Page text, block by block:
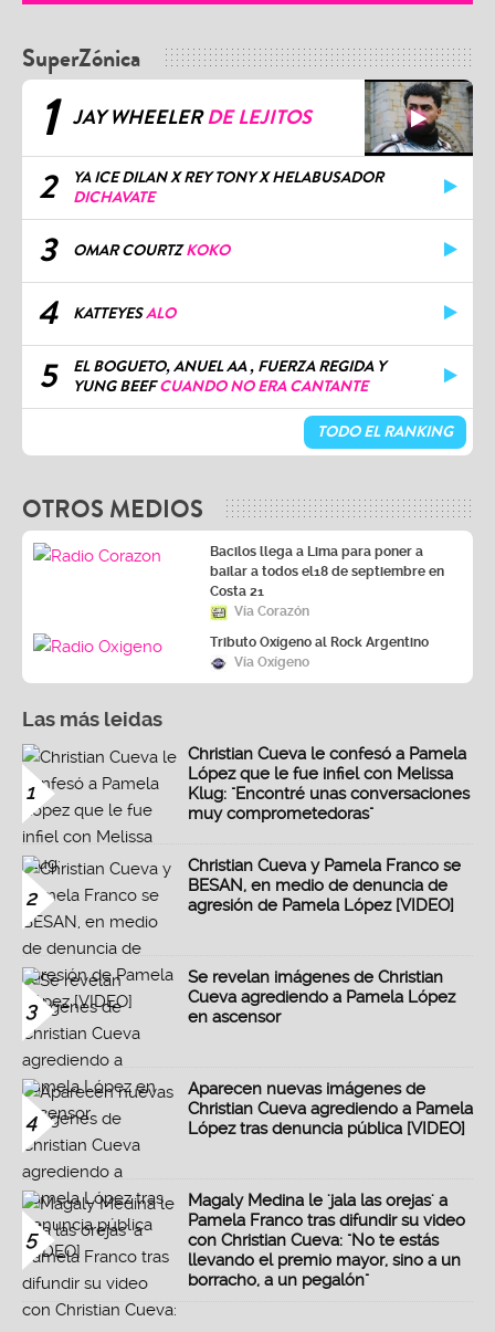
SuperZónica
1 JAY WHEELERDE LEJITOS
2
YA ICE DILAN X REY TONY X HELABUSADOR
DICHAVATE
3 OMAR COURTZKOKO
4 KATTEYESALO
5
EL BOGUETO, ANUEL AA , FUERZA REGIDA Y
YUNG BEEFCUANDO NO ERA CANTANTE
TODO EL RANKING
OTROS MEDIOS
Bacilos llega a Lima para poner a
bailar a todos el18 de septiembre en
Costa 21
Vía Corazón
Tributo Oxígeno al Rock Argentino
Vía Oxígeno
Las más leidas
1
Christian Cueva le confesó a Pamela
López que le fue infiel con Melissa
Klug: "Encontré unas conversaciones
muy comprometedoras"
2
Christian Cueva y Pamela Franco se
BESAN, en medio de denuncia de
agresión de Pamela López [VIDEO]
3
Se revelan imágenes de Christian
Cueva agrediendo a Pamela López
en ascensor
4
Aparecen nuevas imágenes de
Christian Cueva agrediendo a Pamela
López tras denuncia pública [VIDEO]
5
Magaly Medina le 'jala las orejas' a
Pamela Franco tras difundir su video
con Christian Cueva: "No te estás
llevando el premio mayor, sino a un
borracho, a un pegalón"